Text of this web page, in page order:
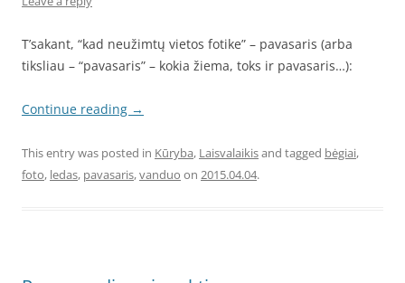
T’sakant, “kad neužimtų vietos fotike” – pavasaris (arba
tiksliau – “pavasaris” – kokia žiema, toks ir pavasaris…):
Continue reading →
This entry was posted in Kūryba, Laisvalaikisand tagged bėgiai,
foto, ledas, pavasaris,vanduo on 2015.04.04.